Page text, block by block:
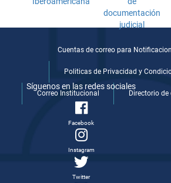
Cuentas de correo para
Politicas de Privacidad y
Correo Institucional Directorio
Síguenos en las redes sociales
Facebook
Instagram
Twitter